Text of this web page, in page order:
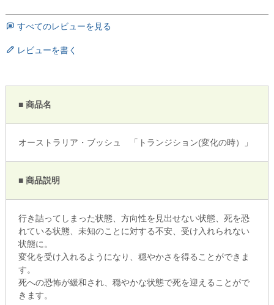
すべてのレビューを見る
レビューを書く
■ 商品名
オーストラリア・ブッシュ 「トランジション(変化の時）」
■ 商品説明
行き詰ってしまった状態、方向性を見出せない状態、死を恐
れている状態、未知のことに対する不安、受け入れられない
状態に。
変化を受け入れるようになり、穏やかさを得ることができま
す。
死への恐怖が緩和され、穏やかな状態で死を迎えることがで
きます。